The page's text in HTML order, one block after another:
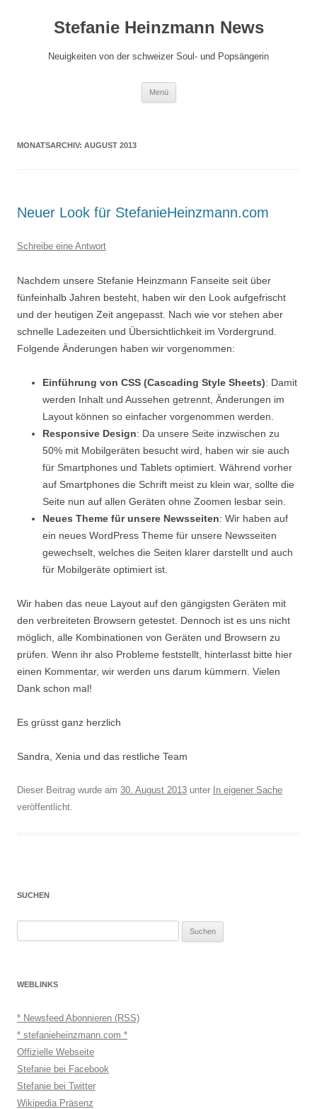
springenStefanie Heinzmann News
Neuigkeiten von der schweizer Soul- und Popsängerin
Menü
MONATSARCHIV: AUGUST 2013
Neuer Look für StefanieHeinzmann.com
Schreibe eine Antwort
Nachdem unsere Stefanie Heinzmann Fanseite seit über
fünfeinhalb Jahren besteht, haben wir den Look aufgefrischt
und der heutigen Zeit angepasst. Nach wie vor stehen aber
schnelle Ladezeiten und Übersichtlichkeit im Vordergrund.
Folgende Änderungen haben wir vorgenommen:
Einführung von CSS (Cascading Style Sheets): Damit
werden Inhalt und Aussehen getrennt, Änderungen im
Layout können so einfacher vorgenommen werden.
Responsive Design: Da unsere Seite inzwischen zu
50% mit Mobilgeräten besucht wird, haben wir sie auch
für Smartphones und Tablets optimiert. Während vorher
auf Smartphones die Schrift meist zu klein war, sollte die
Seite nun auf allen Geräten ohne Zoomen lesbar sein.
Neues Theme für unsere Newsseiten: Wir haben auf
ein neues WordPress Theme für unsere Newsseiten
gewechselt, welches die Seiten klarer darstellt und auch
für Mobilgeräte optimiert ist.
Wir haben das neue Layout auf den gängigsten Geräten mit
den verbreiteten Browsern getestet. Dennoch ist es uns nicht
möglich, alle Kombinationen von Geräten und Browsern zu
prüfen. Wenn ihr also Probleme feststellt, hinterlasst bitte hier
einen Kommentar, wir werden uns darum kümmern. Vielen
Dank schon mal!
Es grüsst ganz herzlich
Sandra, Xenia und das restliche Team
Dieser Beitrag wurde am 30. August 2013 unter In eigener Sache
veröffentlicht.
SUCHEN
WEBLINKS
* Newsfeed Abonnieren (RSS)
* stefanieheinzmann.com *
Offizielle Webseite
Stefanie bei Facebook
Stefanie bei Twitter
Wikipedia Präsenz